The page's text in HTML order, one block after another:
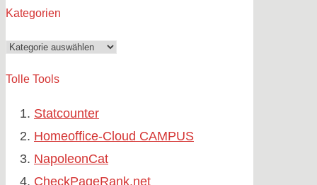
Kategorien
Kategorien
Tolle Tools
Statcounter
Homeoffice-Cloud CAMPUS
NapoleonCat
CheckPageRank.net